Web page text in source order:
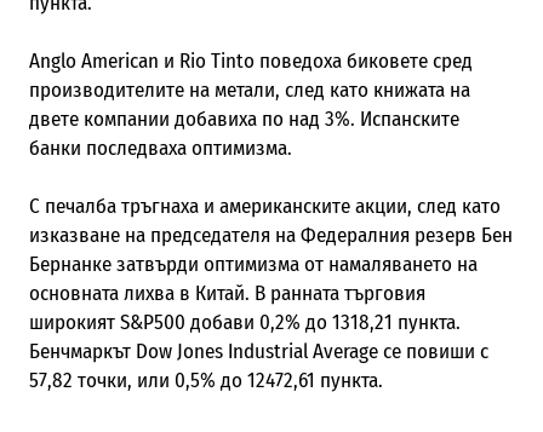
Anglo American и Rio Tinto поведоха биковете сред
производителите на метали, след като книжата на
двете компании добавиха по над 3%. Испанските
банки последваха оптимизма.
С печалба тръгнаха и американските акции, след като
изказване на председателя на Федералния резерв Бен
Бернанке затвърди оптимизма от намаляването на
основната лихва в Китай. В ранната търговия
широкият S&P500 добави 0,2% до 1318,21 пункта.
Бенчмаркът Dow Jones Industrial Average се повиши с
57,82 точки, или 0,5% до 12472,61 пункта.